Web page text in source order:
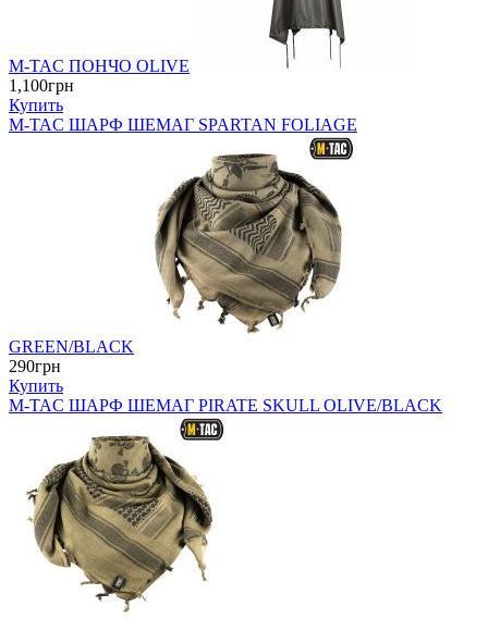
M-TAC ПОНЧО OLIVE
1,100грн
Купить
M-TAC ШАРФ ШЕМАГ SPARTAN FOLIAGE
GREEN/BLACK
290грн
Купить
M-TAC ШАРФ ШЕМАГ PIRATE SKULL OLIVE/BLACK